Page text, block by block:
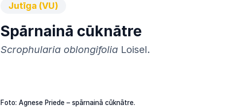
Jutīga (VU)
Spārnainā cūknātre
Scrophularia oblongifolia Loisel.
Foto: Agnese Priede – spārnainā cūknātre.